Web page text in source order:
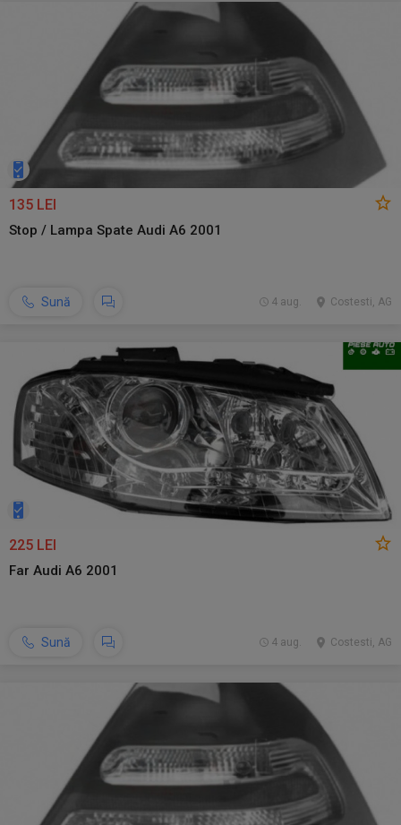
135 LEI
Stop / Lampa Spate Audi A6 2001
Sună Costesti, AG
4 aug.
225 LEI
Far Audi A6 2001
Sună Costesti, AG
4 aug.